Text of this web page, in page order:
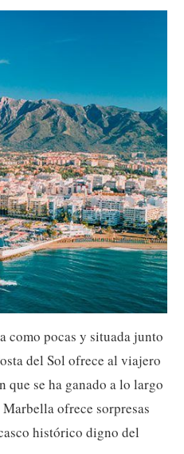
como pocas y situada junto
del Sol ofrece al viajero
que se ha ganado a lo largo
ofrece sorpresas
histórico digno del